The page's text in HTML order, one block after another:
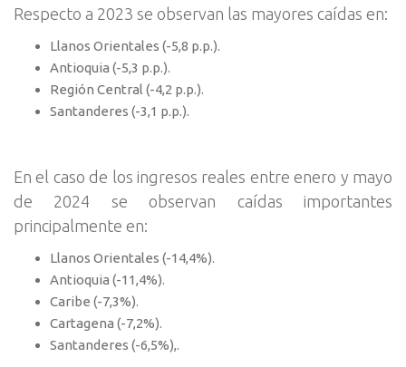
Respecto a 2023 se observan las mayores caídas en:
Llanos Orientales (-5,8 p.p.).
Antioquia (-5,3 p.p.).
Región Central (-4,2 p.p.).
Santanderes (-3,1 p.p.).
En el caso de los ingresos reales entre enero y mayo
de 2024 se observan caídas importantes
principalmente en:
Llanos Orientales (-14,4%).
Antioquia (-11,4%).
Caribe (-7,3%).
Cartagena (-7,2%).
Santanderes (-6,5%),.